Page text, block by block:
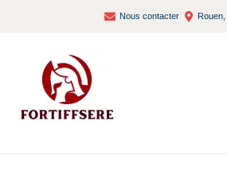
Nous contacter